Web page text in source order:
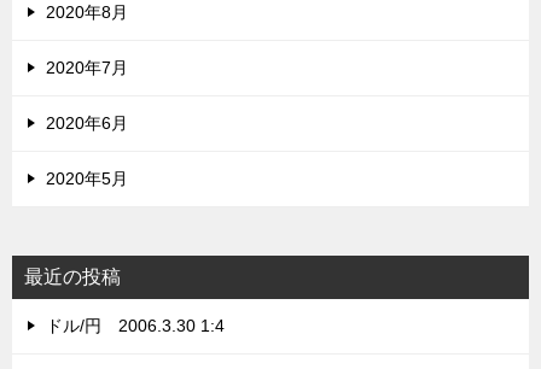
2020年8月
2020年7月
2020年6月
2020年5月
最近の投稿
ドル/円 2006.3.30 1:4